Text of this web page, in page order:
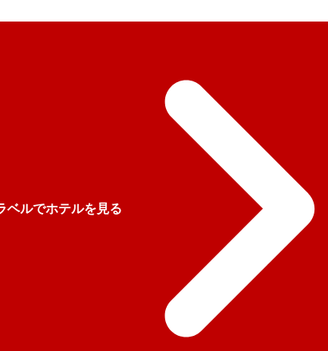
ベルでホテルを見る